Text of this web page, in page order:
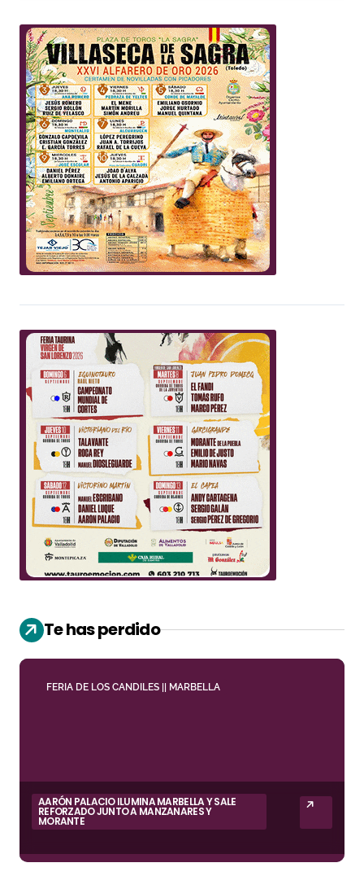
Te has perdido
FERIA DE LOS CANDILES || MARBELLA
AARÓN PALACIO ILUMINA MARBELLA Y SALE
REFORZADO JUNTO A MANZANARES Y
MORANTE